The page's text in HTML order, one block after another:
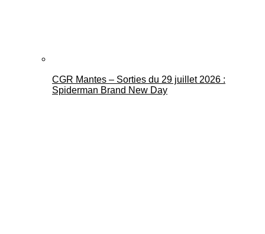
CGR Mantes – Sorties du 29 juillet 2026 :
Spiderman Brand New Day